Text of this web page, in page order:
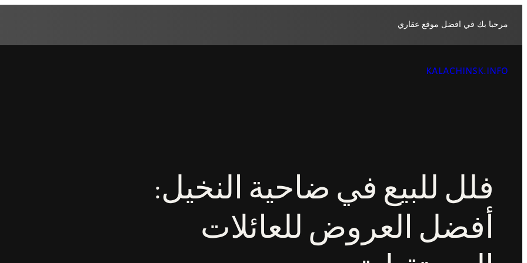
المحتوى
مرحبا بك في افضل موقع عقاري
kalachinsk.info
فلل للبيع في ضاحية النخيل:
أفضل العروض للعائلات